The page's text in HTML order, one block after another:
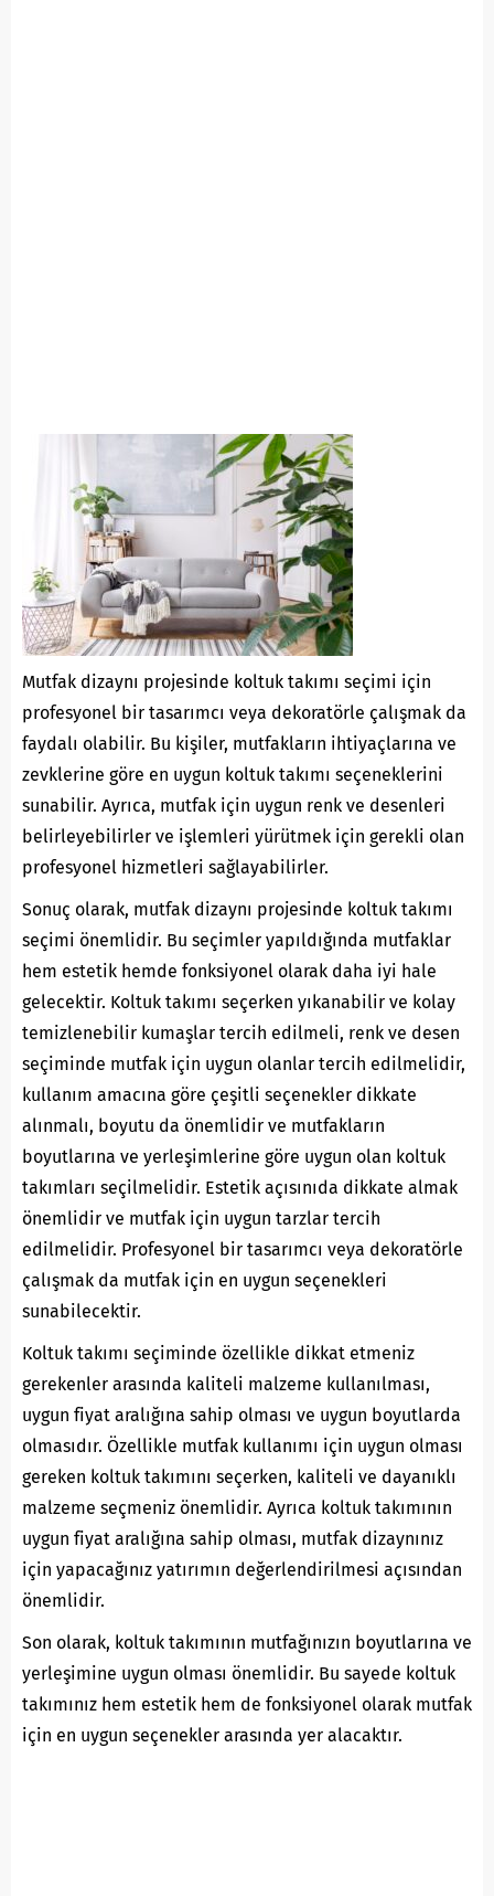
Mutfak dizaynı projesinde koltuk takımı seçimi için
profesyonel bir tasarımcı veya dekoratörle çalışmak da
faydalı olabilir. Bu kişiler, mutfakların ihtiyaçlarına ve
zevklerine göre en uygun koltuk takımı seçeneklerini
sunabilir. Ayrıca, mutfak için uygun renk ve desenleri
belirleyebilirler ve işlemleri yürütmek için gerekli olan
profesyonel hizmetleri sağlayabilirler.
Sonuç olarak, mutfak dizaynı projesinde koltuk takımı
seçimi önemlidir. Bu seçimler yapıldığında mutfaklar
hem estetik hemde fonksiyonel olarak daha iyi hale
gelecektir. Koltuk takımı seçerken yıkanabilir ve kolay
temizlenebilir kumaşlar tercih edilmeli, renk ve desen
seçiminde mutfak için uygun olanlar tercih edilmelidir,
kullanım amacına göre çeşitli seçenekler dikkate
alınmalı, boyutu da önemlidir ve mutfakların
boyutlarına ve yerleşimlerine göre uygun olan koltuk
takımları seçilmelidir. Estetik açısınıda dikkate almak
önemlidir ve mutfak için uygun tarzlar tercih
edilmelidir. Profesyonel bir tasarımcı veya dekoratörle
çalışmak da mutfak için en uygun seçenekleri
sunabilecektir.
Koltuk takımı seçiminde özellikle dikkat etmeniz
gerekenler arasında kaliteli malzeme kullanılması,
uygun fiyat aralığına sahip olması ve uygun boyutlarda
olmasıdır. Özellikle mutfak kullanımı için uygun olması
gereken koltuk takımını seçerken, kaliteli ve dayanıklı
malzeme seçmeniz önemlidir. Ayrıca koltuk takımının
uygun fiyat aralığına sahip olması, mutfak dizaynınız
için yapacağınız yatırımın değerlendirilmesi açısından
önemlidir.
Son olarak, koltuk takımının mutfağınızın boyutlarına ve
yerleşimine uygun olması önemlidir. Bu sayede koltuk
takımınız hem estetik hem de fonksiyonel olarak mutfak
için en uygun seçenekler arasında yer alacaktır.